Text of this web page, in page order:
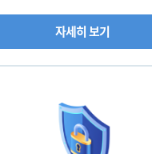
자세히 보기